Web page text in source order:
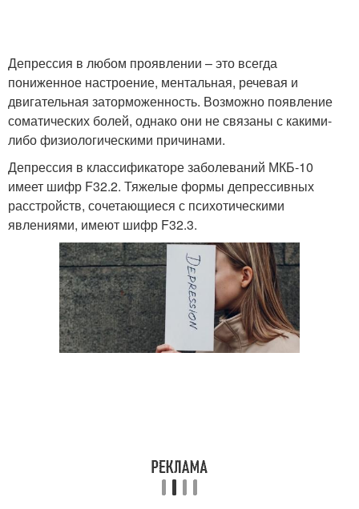
Депрессия в любом проявлении – это всегда
пониженное настроение, ментальная, речевая и
двигательная заторможенность. Возможно появление
соматических болей, однако они не связаны с какими-
либо физиологическими причинами.
Депрессия в классификаторе заболеваний МКБ-10
имеет шифр F32.2. Тяжелые формы депрессивных
расстройств, сочетающиеся с психотическими
явлениями, имеют шифр F32.3.